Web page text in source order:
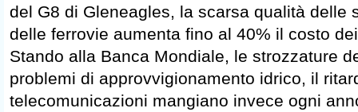
del G8 di Gleneagles, la scarsa qualità delle
delle ferrovie aumenta fino al 40% il costo
Stando alla Banca Mondiale, le strozzature
problemi di approvvigionamento idrico, il
telecomunicazioni mangiano invece ogni